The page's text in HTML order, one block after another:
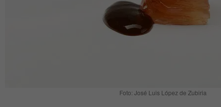
Foto: José Luis López de Zubiria